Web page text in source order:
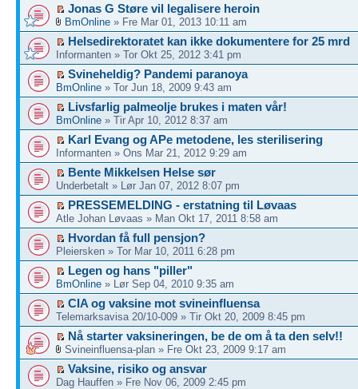
Jonas G Støre vil legalisere heroin
BmOnline » Fre Mar 01, 2013 10:11 am
Helsedirektoratet kan ikke dokumentere for 25 mrd
Informanten » Tor Okt 25, 2012 3:41 pm
Svineheldig? Pandemi paranoya
BmOnline » Tor Jun 18, 2009 9:43 am
Livsfarlig palmeolje brukes i maten vår!
BmOnline » Tir Apr 10, 2012 8:37 am
Karl Evang og APe metodene, les sterilisering
Informanten » Ons Mar 21, 2012 9:29 am
Bente Mikkelsen Helse sør
Underbetalt » Lør Jan 07, 2012 8:07 pm
PRESSEMELDING - erstatning til Løvaas
Atle Johan Løvaas » Man Okt 17, 2011 8:58 am
Hvordan få full pensjon?
Pleiersken » Tor Mar 10, 2011 6:28 pm
Legen og hans "piller"
BmOnline » Lør Sep 04, 2010 9:35 am
CIA og vaksine mot svineinfluensa
Telemarksavisa 20/10-009 » Tir Okt 20, 2009 8:45 pm
Nå starter vaksineringen, be de om å ta den selv!!
Svineinfluensa-plan » Fre Okt 23, 2009 9:17 am
Vaksine, risiko og ansvar
Dag Hauffen » Fre Nov 06, 2009 2:45 pm